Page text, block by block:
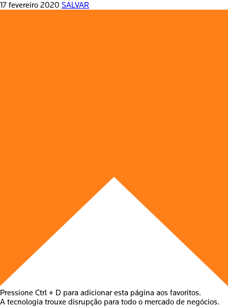
17 fevereiro 2020 SALVAR
Pressione Ctrl + D para adicionar esta página aos favoritos.
A tecnologia trouxe disrupção para todo o mercado de negócios.